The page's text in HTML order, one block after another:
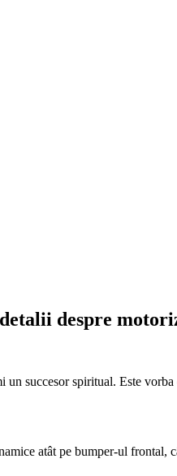
despre
succesor spiritual. Este
atât pe bumper-ul frontal,